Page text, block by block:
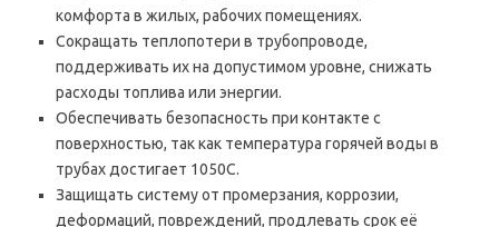
комфорта в жилых, рабочих помещениях.
Сокращать теплопотери в трубопроводе,
поддерживать их на допустимом уровне, снижать
расходы топлива или энергии.
Обеспечивать безопасность при контакте с
поверхностью, так как температура горячей воды в
трубах достигает 1050С.
Защищать систему от промерзания, коррозии,
деформаций, повреждений, продлевать срок её